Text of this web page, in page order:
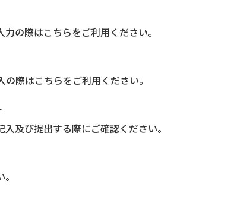
の際はこちらをご利用ください。
際はこちらをご利用ください。
及び提出する際にご確認ください。